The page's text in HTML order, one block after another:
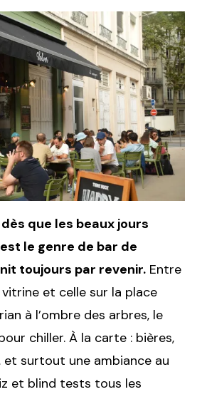
que les beaux jours
le genre de bar de
toujours par revenir. Entre
et celle sur la place
à l’ombre des arbres, le
chiller. À la carte : bières,
surtout une ambiance au
et blind tests tous les